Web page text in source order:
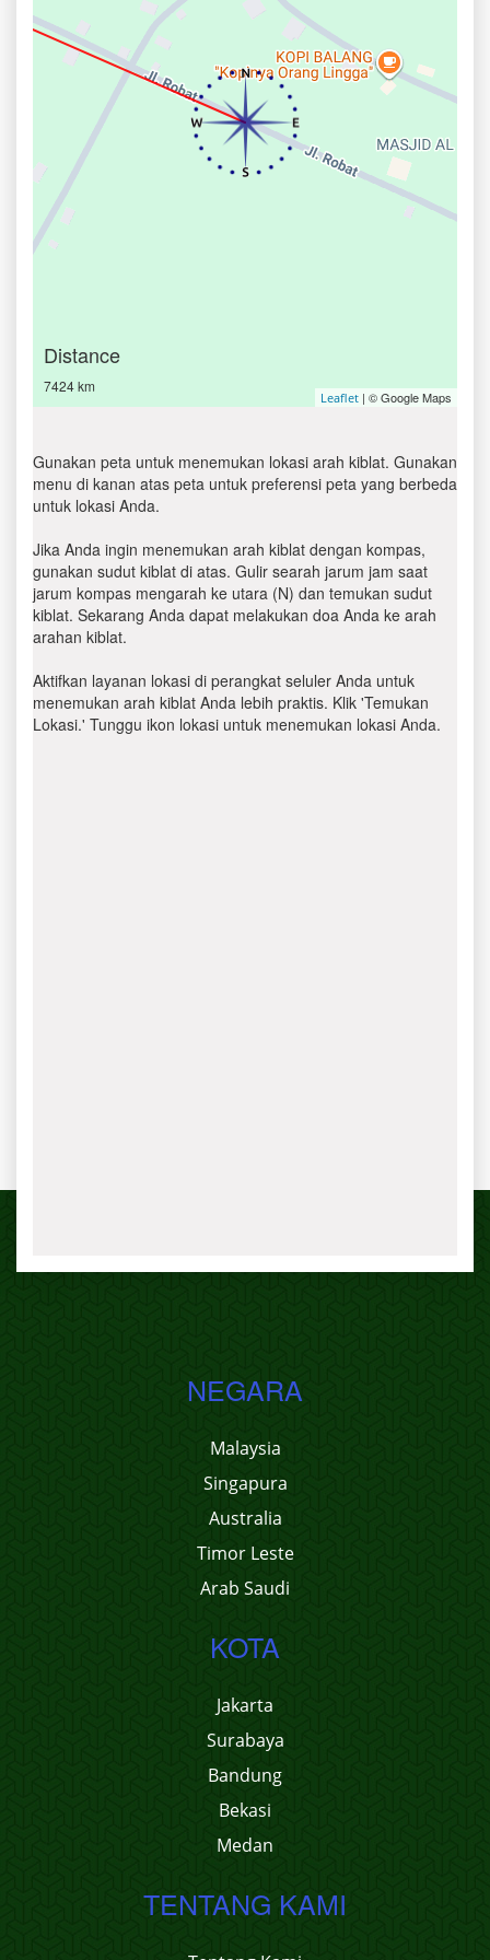
Distance
7424 km
Leaflet | © Google Maps
Gunakan peta untuk menemukan lokasi arah kiblat. Gunakan
menu di kanan atas peta untuk preferensi peta yang berbeda
untuk lokasi Anda.
Jika Anda ingin menemukan arah kiblat dengan kompas,
gunakan sudut kiblat di atas. Gulir searah jarum jam saat
jarum kompas mengarah ke utara (N) dan temukan sudut
kiblat. Sekarang Anda dapat melakukan doa Anda ke arah
arahan kiblat.
Aktifkan layanan lokasi di perangkat seluler Anda untuk
menemukan arah kiblat Anda lebih praktis. Klik 'Temukan
Lokasi.' Tunggu ikon lokasi untuk menemukan lokasi Anda.
NEGARA
Malaysia
Singapura
Australia
Timor Leste
Arab Saudi
KOTA
Jakarta
Surabaya
Bandung
Bekasi
Medan
TENTANG KAMI